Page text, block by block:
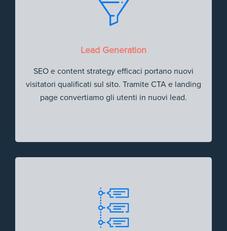
Lead Generation
SEO e content strategy efficaci portano nuovi
visitatori qualificati sul sito. Tramite CTA e landing
page convertiamo gli utenti in nuovi lead.